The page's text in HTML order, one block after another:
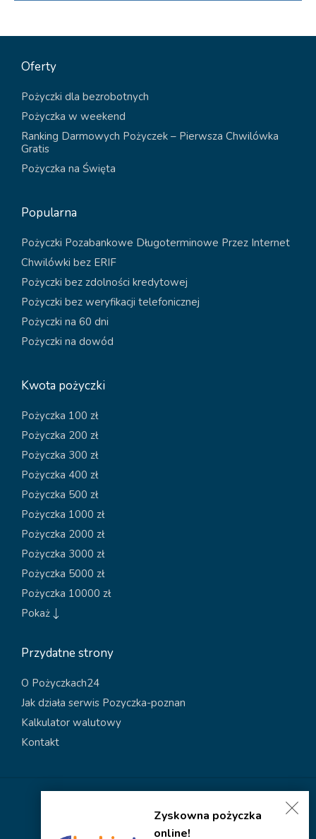
Zyskowna pożyczka
online!
Oferty
Pożyczki dla bezrobotnych
Pożyczka w weekend
Ranking Darmowych Pożyczek – Pierwsza Chwilówka
Gratis
Pożyczka na Święta
Popularna
Pożyczki Pozabankowe Długoterminowe Przez Internet
Chwilówki bez ERIF
Pożyczki bez zdolności kredytowej
Pożyczki bez weryfikacji telefonicznej
Pożyczki na 60 dni
Pożyczki na dowód
Kwota pożyczki
Pożyczka 100 zł
Pożyczka 200 zł
Pożyczka 300 zł
Pożyczka 400 zł
Pożyczka 500 zł
Pożyczka 1000 zł
Pożyczka 2000 zł
Pożyczka 3000 zł
Pożyczka 5000 zł
Pożyczka 10000 zł
Pokaż
Przydatne strony
O Pożyczkach24
Jak działa serwis Pozyczka-poznan
Kalkulator walutowy
Kontakt
Polityka prywatności